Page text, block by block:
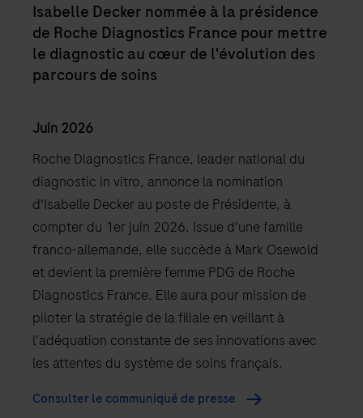
Isabelle Decker nommée à la présidence
de Roche Diagnostics France pour mettre
le diagnostic au cœur de l'évolution des
parcours de soins
Juin 2026
Roche Diagnostics France, leader national du
diagnostic in vitro, annonce la nomination
d'Isabelle Decker au poste de Présidente, à
compter du 1er juin 2026. Issue d'une famille
franco-allemande, elle succède à Mark Osewold
et devient la première femme PDG de Roche
Diagnostics France. Elle aura pour mission de
piloter la stratégie de la filiale en veillant à
l'adéquation constante de ses innovations avec
les attentes du système de soins français.
Consulter le communiqué de presse